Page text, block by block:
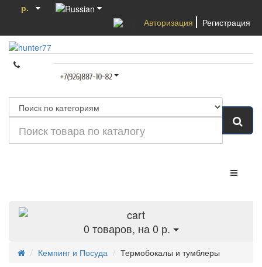
р.
Авторизация
Регистрация
0 товаров, на 0 р.
Кемпинг и Посуда Термобокалы и тумблеры